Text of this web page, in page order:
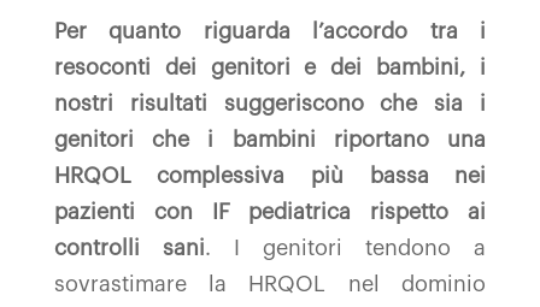
Per quanto riguarda l’accordo tra i
resoconti dei genitori e dei bambini, i
nostri risultati suggeriscono che sia i
genitori che i bambini riportano una
HRQOL complessiva più bassa nei
pazienti con IF pediatrica rispetto ai
controlli sani. I genitori tendono a
sovrastimare la HRQOL nel dominio